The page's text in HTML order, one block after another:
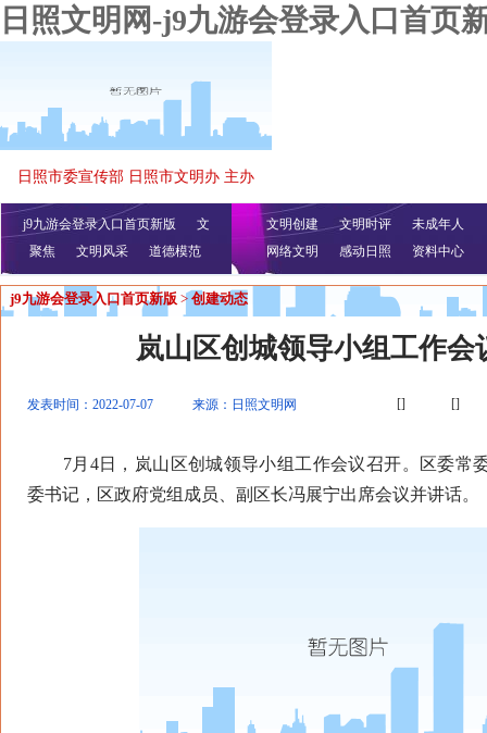
日照文明网-j9九游会登录入口首页
日照市委宣传部 日照市文明办 主办
j9九游会登录入口首页新版
文
明播报
公益视频
聚焦 文明风采 道德模范
文明创建 文明时评
未成年人
网络文明
感动日照 资料中心
j9九游会登录入口首页新版 > 创建动态
岚山区创城领导小组工作会
发表时间：2022-07-07 来源：日照文明网 [] []
7月4日，岚山区创城领导小组工作会议召开。区委常
委书记，区政府党组成员、副区长冯展宁出席会议并讲话。